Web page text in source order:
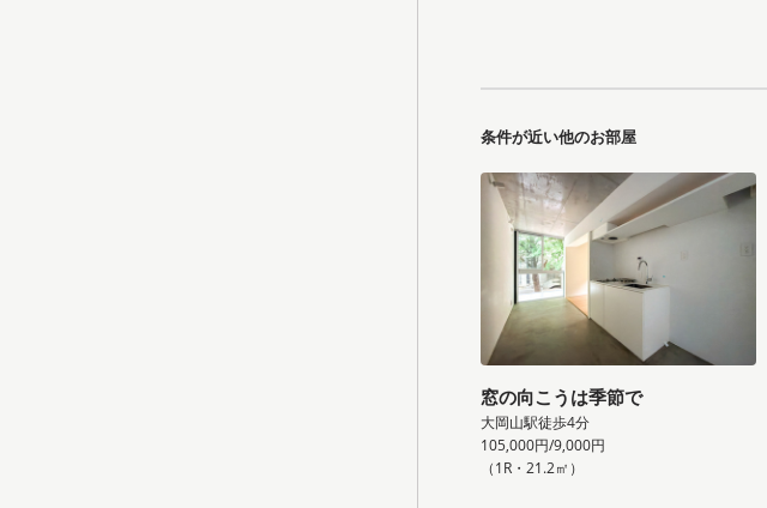
条件が近い他のお部屋
窓の向こうは季節で
大岡山駅徒歩4分
105,000円/9,000円
（1R・21.2㎡）